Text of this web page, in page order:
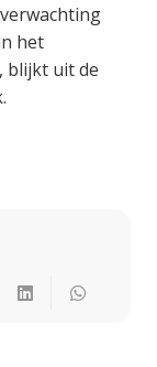
het
blijkt uit de